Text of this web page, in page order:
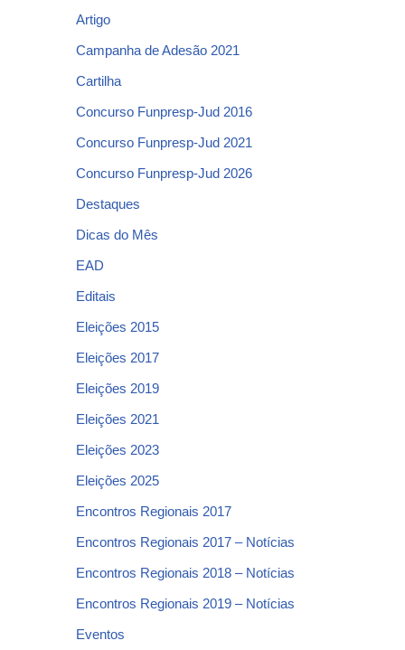
Artigo
Campanha de Adesão 2021
Cartilha
Concurso Funpresp-Jud 2016
Concurso Funpresp-Jud 2021
Concurso Funpresp-Jud 2026
Destaques
Dicas do Mês
EAD
Editais
Eleições 2015
Eleições 2017
Eleições 2019
Eleições 2021
Eleições 2023
Eleições 2025
Encontros Regionais 2017
Encontros Regionais 2017 – Notícias
Encontros Regionais 2018 – Notícias
Encontros Regionais 2019 – Notícias
Eventos